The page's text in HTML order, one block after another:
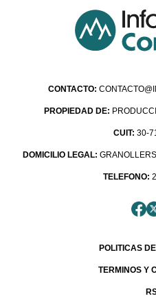
CONTACTO:
PROPIEDAD DE:
CUIT: 30-
DOMICILIO LEGAL:
TELEFONO:
POLITICAS
TERMINOS Y